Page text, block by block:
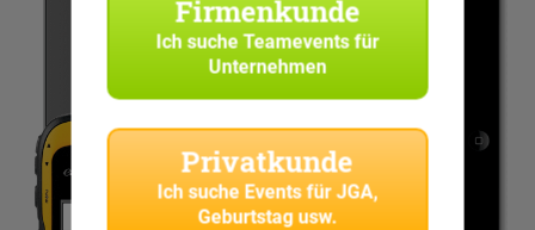
Firmenkunde
Ich sucheTeamevents für
Unternehmen
Privatkunde
Ich suche Events für JGA,
Geburtstag usw.